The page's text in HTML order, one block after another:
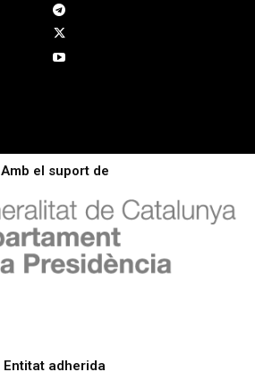
Amb el suport de
Entitat adherida